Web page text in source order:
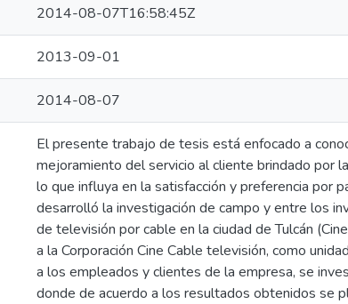
2014-08-07T16:58:45Z
2013-09-01
2014-08-07
El presente trabajo de tesis está enfocado a
mejoramiento del servicio al cliente brindado por
lo que influya en la satisfacción y preferencia por
desarrolló la investigación de campo y entre los
de televisión por cable en la ciudad de Tulcán
a la Corporación Cine Cable televisión, como
a los empleados y clientes de la empresa, se
donde de acuerdo a los resultados obtenidos se